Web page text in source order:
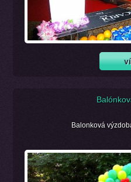
Balonková